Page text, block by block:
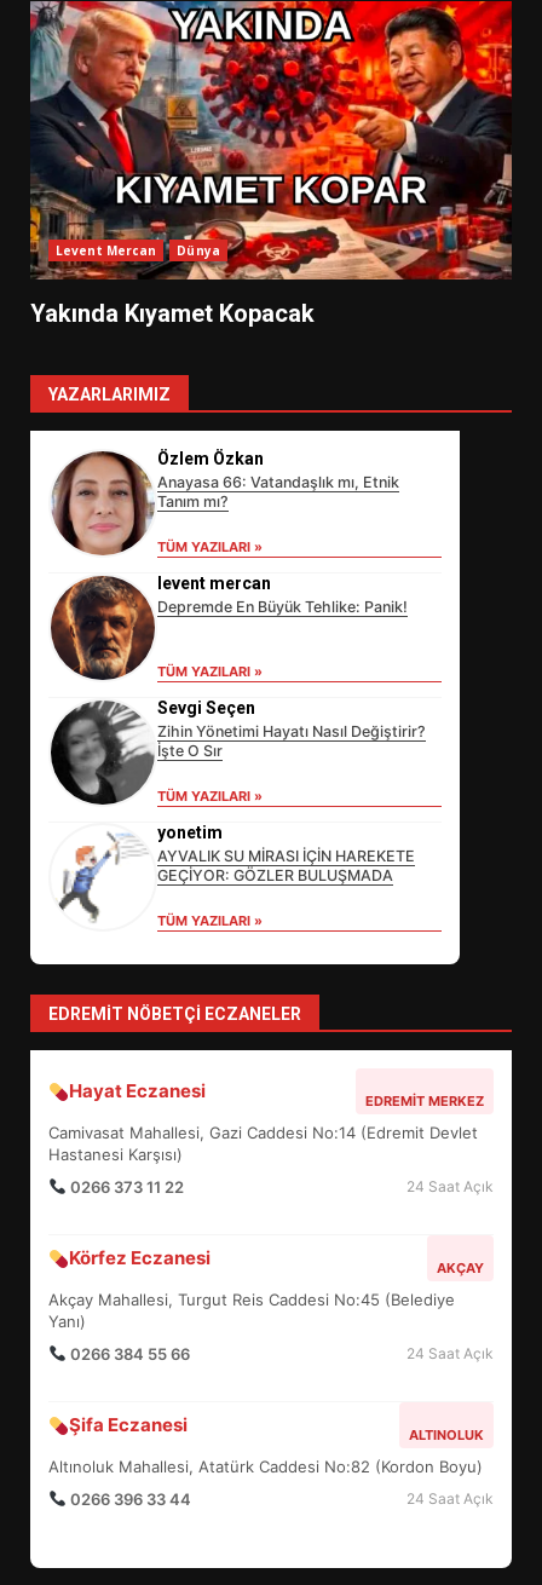
Levent Mercan Dünya
Yakında Kıyamet Kopacak
YAZARLARIMIZ
Özlem Özkan
Anayasa 66: Vatandaşlık mı, Etnik
Tanım mı?
TÜM YAZILARI »
levent mercan
Depremde En Büyük Tehlike: Panik!
TÜM YAZILARI »
Sevgi Seçen
Zihin Yönetimi Hayatı Nasıl Değiştirir?
İşte O Sır
TÜM YAZILARI »
yonetim
AYVALIK SU MİRASI İÇİN HAREKETE
GEÇİYOR: GÖZLER BULUŞMADA
TÜM YAZILARI »
EDREMIT NÖBETÇI ECZANELER
Hayat Eczanesi EDREMIT MERKEZ
Camivasat Mahallesi, Gazi Caddesi No:14 (Edremit Devlet
Hastanesi Karşısı)
0266 373 11 22
24 Saat Açık
Körfez Eczanesi AKÇAY
Akçay Mahallesi, Turgut Reis Caddesi No:45 (Belediye
Yanı)
0266 384 55 66
24 Saat Açık
Şifa Eczanesi ALTINOLUK
Altınoluk Mahallesi, Atatürk Caddesi No:82 (Kordon Boyu)
0266 396 33 44
24 Saat Açık
SÜRDÜRÜLEBİLİRLİKTE NE
DEĞİŞECEK?
4
5
BALIKESİR MÜZELERİNDE SÜRE
UZATILDI: NE DEĞİŞTİ?
6
TURNUVASI KAYITLARI NEYİ
7
YENİ YÖNETİM NASIL
ŞEKİLLENDİ?
HAREKETE GEÇİYOR: GÖZLER